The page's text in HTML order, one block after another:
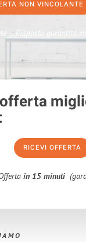
NON VINCOLANTE
– Risposta garantita
RICEVI OFFERTA
in 15 minuti